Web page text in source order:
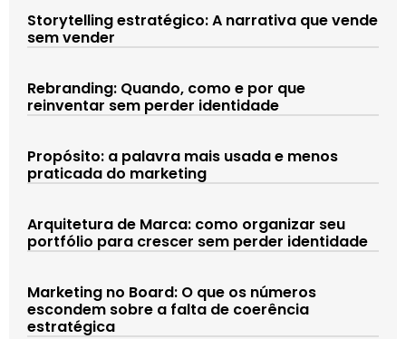
Storytelling estratégico: A narrativa que vende
sem vender
Rebranding: Quando, como e por que
reinventar sem perder identidade
Propósito: a palavra mais usada e menos
praticada do marketing
Arquitetura de Marca: como organizar seu
portfólio para crescer sem perder identidade
Marketing no Board: O que os números
escondem sobre a falta de coerência
estratégica